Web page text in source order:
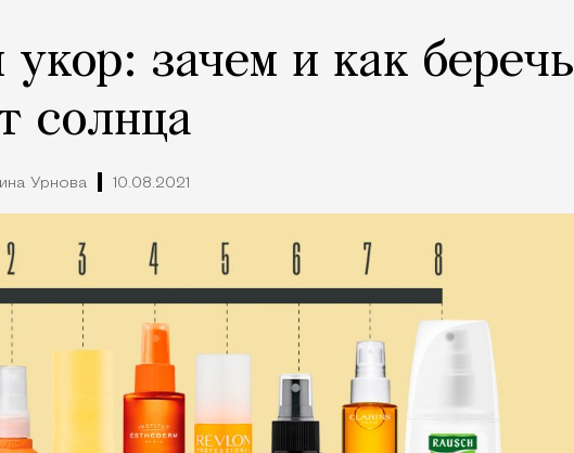
укор: зачем и как беречь
солнца
Урнова 10.08.2021